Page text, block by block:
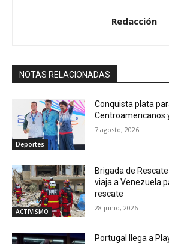
Redacción
NOTAS RELACIONADAS
Deportes
Conquista plata
Centroamericanos
7 agosto, 2026
ACTIVISMO
Brigada de
viaja a Venezuela
rescate
28 junio, 2026
Portugal llega a